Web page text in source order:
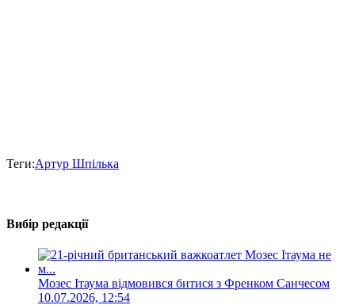
Теги:Артур Шпілька
Вибір редакції
Мозес Ітаума відмовився битися з Френком Санчесом
10.07.2026, 12:54